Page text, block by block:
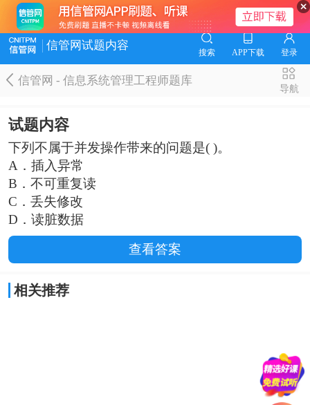
信管网试题内容
搜索 APP下载 登录
信管网 - 信息系统管理工程师题库
导航
试题内容
下列不属于并发操作带来的问题是( )。
A．插入异常
B．不可重复读
C．丢失修改
D．读脏数据
查看答案
相关推荐